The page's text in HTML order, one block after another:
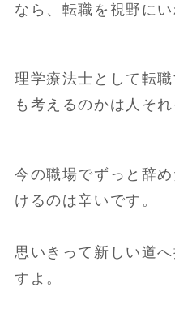
なら、転職を視野に
理学療法士として転
も考えるのかは人それ
今の職場でずっと辞
けるのは辛いです。
思いきって新しい道
すよ。